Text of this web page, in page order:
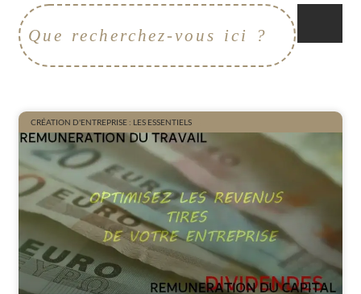
CRÉATION D'ENTREPRISE : LES ESSENTIELS